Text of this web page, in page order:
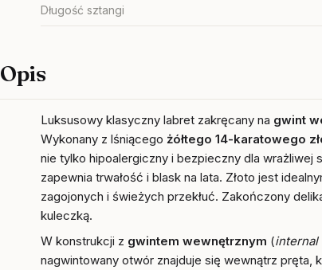
Długość sztangi
Opis
Luksusowy klasyczny labret zakręcany na gwint
Wykonany z lśniącegożółtego 14-karatowego
nie tylko hipoalergiczny i bezpieczny dla wrażliwej
zapewnia trwałość i blask na lata. Złoto jest
zagojonych i świeżych przekłuć. Zakończony
kuleczką.
W konstrukcji z gwintem wewnętrznym (internal
nagwintowany otwór znajduje się wewnątrz pręta,